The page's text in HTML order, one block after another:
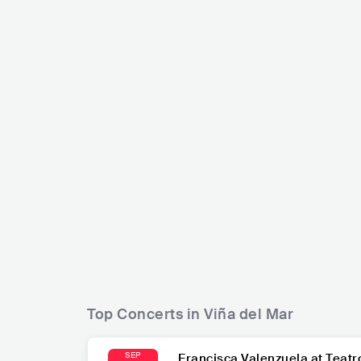
Top Concerts in Viña del Mar
SEP